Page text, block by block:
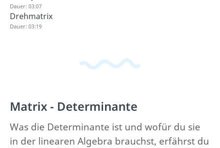
Dauer: 03:07
Drehmatrix
Dauer: 03:19
Matrix - Determinante
Was die Determinante ist und wofür du sie
in der linearen Algebra brauchst, erfährst du